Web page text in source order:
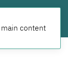
content